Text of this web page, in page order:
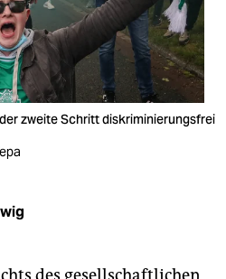
zweite Schritt diskriminierungsfrei